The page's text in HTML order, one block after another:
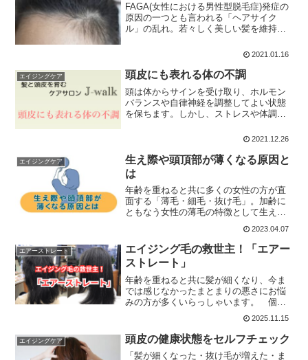
FAGA(女性における男性型脱毛症)発症の
原因の一つとも言われる「ヘアサイク
ル」の乱れ。若々しく美しい髪を維持す
保つ事は、率先して取り組むべき課題と
因”【ホルモンバラ...
2021.01.16
エイジングケア 頭皮にも表れる体の不調
頭は体からサインを受け取り、ホルモン
バランスや自律神経を調整してよい状態
を保ちます。しかし、ストレスや体調を
る事で、血流をコントロールしている交
筋肉を緊張させる事で血行障害を起こす
為、頭皮の硬化を引き起こします。
2021.12.26
エイジングケア
生え際や頭頂部が薄くなる原因と
は
年齢を重ねると共に多くの女性の方が直
面する「薄毛・細毛・抜け毛」。加齢に
ともなう女性の薄毛の特徴として生え際
から頭頂部・側頭部にかけて広い範囲で
ハリコシの失われた細く柔らかい髪の毛
が多く生えるようになります。女性の薄
毛の多くはホルモンバランスの変動によ
ってヘアサイクルが乱れる事で毛髪、髪
質に変化が表れます。
2023.04.07
エアーストレート
エイジング毛の救世主！「エアー
ストレート」
年齢を重ねると共に髪が細くなり、今ま
では感じなかったまとまりの悪さにお悩
みの方が多くいらっしゃいます。 個人
差はありますが、35歳あたりを過ぎたく
らいから徐々にお悩みとして実感をする
方が多いようです。 うねり・チリつ
き・パサつきなど、これま...
2025.11.15
エイジングケア 頭皮の健康状態をセルフチェック
「髪が細くなった・抜け毛が増えた・ま